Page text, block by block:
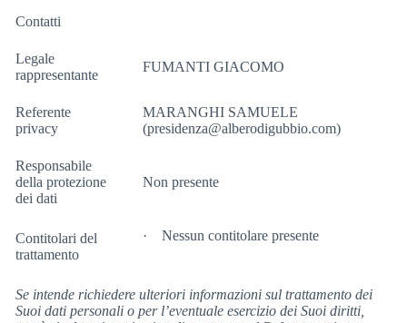
Contatti
Legale
rappresentante
FUMANTI GIACOMO
Referente
privacy
MARANGHI SAMUELE
(presidenza@alberodigubbio.com)
Responsabile
della protezione
dei dati
Non presente
Contitolari del
trattamento
· Nessun contitolare presente
Se intende richiedere ulteriori informazioni sul trattamento dei
Suoi dati personali o per l’eventuale esercizio dei Suoi diritti,